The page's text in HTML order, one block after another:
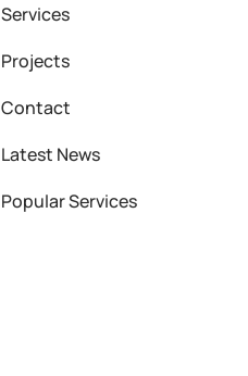
Services
Projects
Contact
Latest News
Popular Services